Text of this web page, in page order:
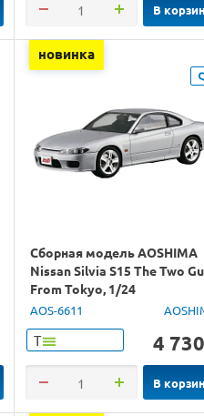
В
новинка
Сборная модель AOSHIMA
Nissan Silvia S15 The Two
From Tokyo, 1/24
AOS-6611
Т 4 730
В